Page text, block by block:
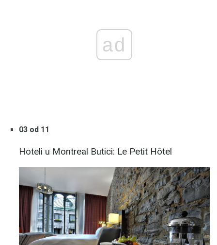
ad
03 od 11
Hoteli u Montreal Butici: Le Petit Hôtel